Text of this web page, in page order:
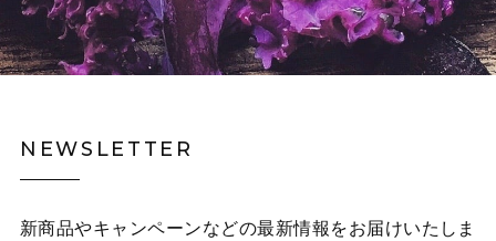
NEWSLETTER
新商品やキャンペーンなどの最新情報をお届けいたしま